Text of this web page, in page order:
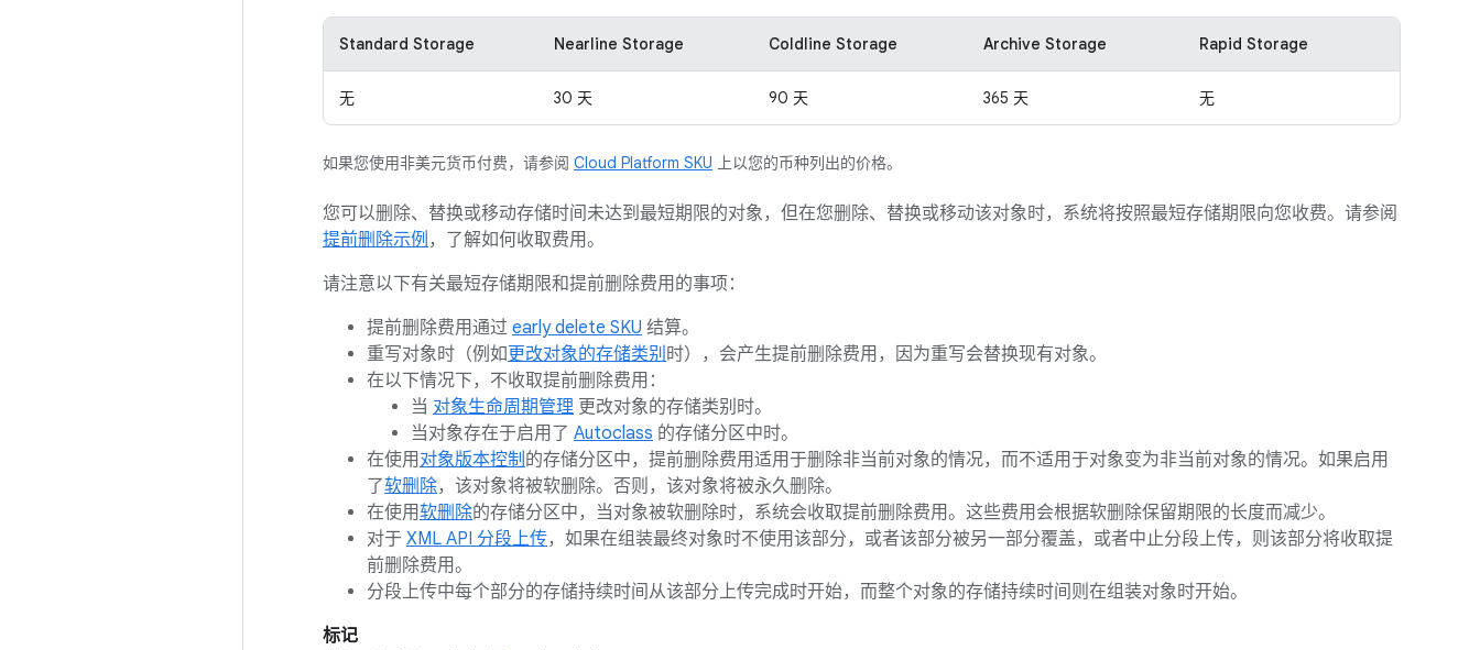
Standard Storage Nearline Storage Coldline Storage Archive Storage Rapid Storage
无 30 天 90 天 365 天 无
如果您使用非美元货币付费，请参阅 Cloud Platform SKU 上以您的币种列出的价格。
您可以删除、替换或移动存储时间未达到最短期限的对象，但在您删除、替换或移动该对象时，系统将按照最短存储期限向您收费。请参阅
提前删除示例 ，了解如何收取费用。
请注意以下有关最短存储期限和提前删除费用的事项：
提前删除费用通过 early delete SKU 结算。
重写对象时（例如更改对象的存储类别时），会产生提前删除费用，因为重写会替换现有对象。
在以下情况下，不收取提前删除费用：
当 对象生命周期管理 更改对象的存储类别时。
当对象存在于启用了 Autoclass 的存储分区中时。
在使用 对象版本控制的存储分区中，提前删除费用适用于删除非当前对象的情况，而不适用于对象变为非当前对象的情况。如果启用
了软删除，该对象将被软删除。否则，该对象将被永久删除。
在使用软删除的存储分区中，当对象被软删除时，系统会收取提前删除费用。这些费用会根据软删除保留期限的长度而减少。
对于 XML API 分段上传，如果在组装最终对象时不使用该部分，或者该部分被另一部分覆盖，或者中止分段上传，则该部分将收取提
前删除费用。
分段上传中每个部分的存储持续时间从该部分上传完成时开始，而整个对象的存储持续时间则在组装对象时开始。
标记